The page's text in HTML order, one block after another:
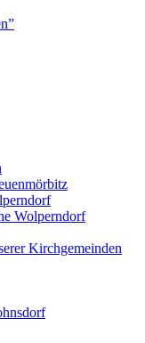
Wolperndorf
Kirchgemeinden